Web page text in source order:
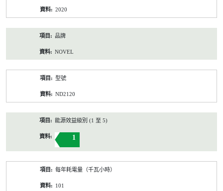
2020
品牌
NOVEL
型號
ND2120
能源效益級別 (1 至 5)
1
每年耗電量（千瓦小時）
101